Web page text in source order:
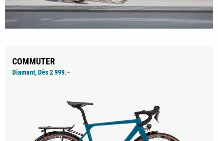
COMMUTER
Diamant, Dès 2 999.–